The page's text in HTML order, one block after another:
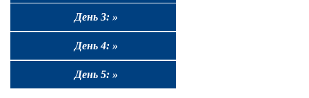
День 3: »
День 4: »
День 5: »